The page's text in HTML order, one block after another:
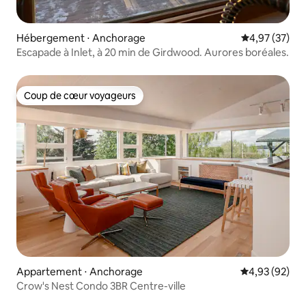
Hébergement ⋅ Anchorage Évaluation
4,97 (37)
Escapade à Inlet, à 20 min de Girdwood. Aurores boréales.
Coup de cœur voyageurs
Coup de cœur voyageurs
Appartement ⋅ Anchorage Évaluation
4,93 (92)
Crow's Nest Condo 3BR Centre-ville